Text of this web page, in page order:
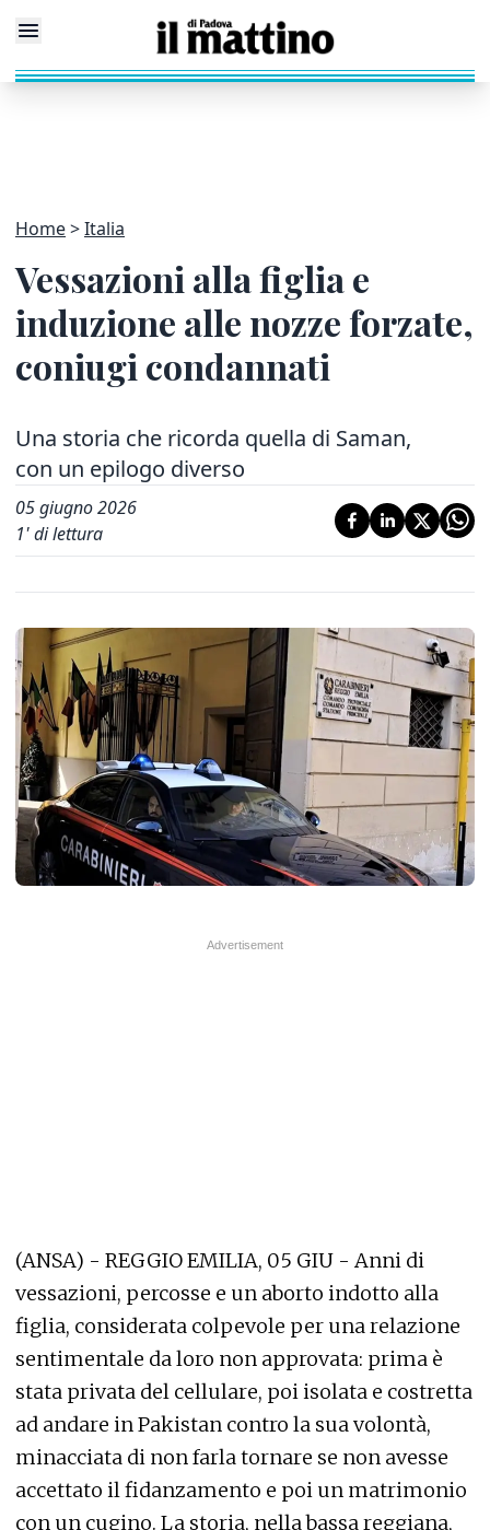
Home Italia
Vessazioni alla figlia e
induzione alle nozze forzate,
coniugi condannati
Una storia che ricorda quella di Saman,
con un epilogo diverso
05 giugno 2026
1' di lettura
(ANSA) - REGGIO EMILIA, 05 GIU - Anni di
vessazioni, percosse e un aborto indotto alla
figlia, considerata colpevole per una relazione
sentimentale da loro non approvata: prima è
stata privata del cellulare, poi isolata e costretta
ad andare in Pakistan contro la sua volontà,
minacciata di non farla tornare se non avesse
accettato il fidanzamento e poi un matrimonio
con un cugino. La storia, nella bassa reggiana,